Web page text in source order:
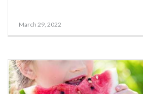
March 29, 2022